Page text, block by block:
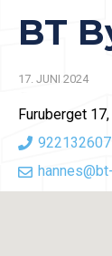
BT
17. JUNI 2024
Furuberget
922132607